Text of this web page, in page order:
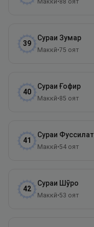
Маккӣ•88 оят
39
Сураи Зумар
Маккӣ•75 оят
40
Сураи Ғофир
Маккӣ•85 оят
41
Сураи Фуссилат
Маккӣ•54 оят
42
Сураи Шӯро
Маккӣ•53 оят